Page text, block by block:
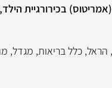
בכירורגיית
, הראל, כלל בריאות, מגדל,